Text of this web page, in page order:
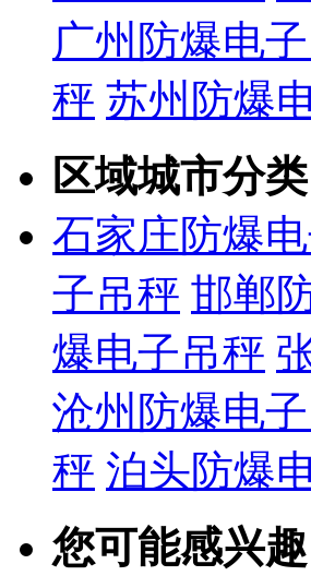
广州防爆电
秤 苏州防爆
区域城市分类
石家庄防爆
子吊秤 邯郸
爆电子吊秤
沧州防爆电
秤 泊头防爆
您可能感兴趣